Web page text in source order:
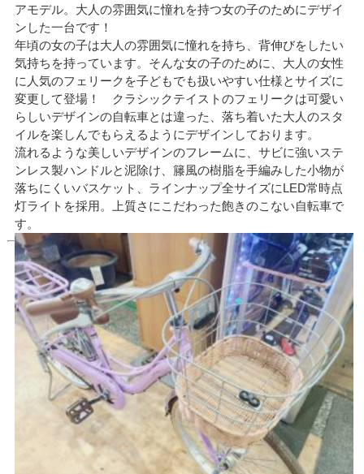
アモデル。大人の雰囲気に憧れを持つ女の子のためにデザイ
ンした一台です！
年頃の女の子は大人の雰囲気に憧れを持ち、背伸びをしたい
気持ちを持っています。そんな女の子のために、大人の女性
に人気のフェリークを子どもでも扱いやすい仕様とサイズに
変更して登場！ クラシックテイストのフェリークは可愛い
らしいデザインの自転車とは違った、落ち着いた大人のスタ
イルを楽しんでもらえるようにデザインしております。
流れるような美しいデザインのフレームに、サビに強いステ
ンレス製ハンドルと泥除け、籐風の樹脂を手編みした小物が
落ちにくいバスケット、ラインナップ全サイズにLED常時点
灯ライトを採用。上質さにこだわった飽きのこない自転車で
す。